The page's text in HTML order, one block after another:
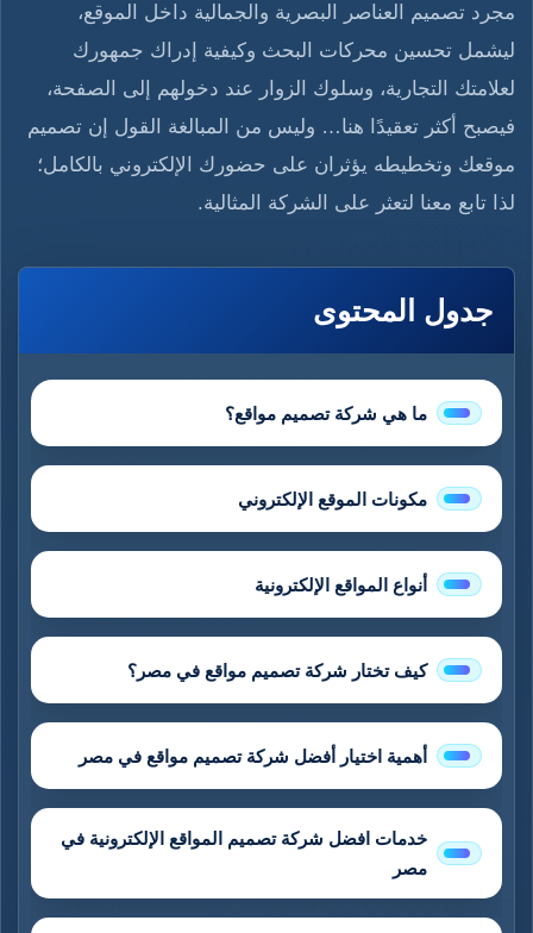
مجرد تصميم العناصر البصرية والجمالية داخل الموقع،
ليشمل تحسين محركات البحث وكيفية إدراك جمهورك
لعلامتك التجارية، وسلوك الزوار عند دخولهم إلى الصفحة،
فيصبح أكثر تعقيدًا هنا… وليس من المبالغة القول إن تصميم
موقعك وتخطيطه يؤثران على حضورك الإلكتروني بالكامل؛
لذا تابع معنا لتعثر على الشركة المثالية.
جدول المحتوى
ما هي شركة تصميم مواقع؟
مكونات الموقع الإلكتروني
أنواع المواقع الإلكترونية
كيف تختار شركة تصميم مواقع في مصر؟
أهمية اختيار أفضل شركة تصميم مواقع في مصر
خدمات افضل شركة تصميم المواقع الإلكترونية في
مصر